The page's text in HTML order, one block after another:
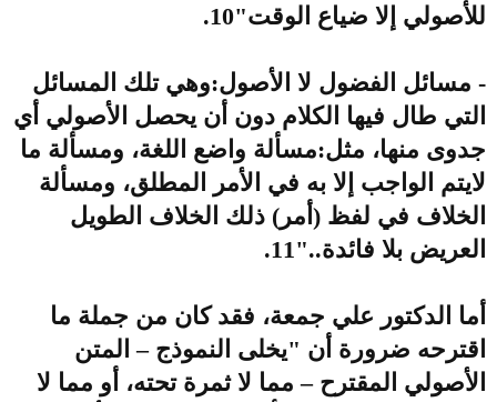
للأصولي إلا ضياع الوقت"10.
- مسائل الفضول لا الأصول:وهي تلك المسائل
التي طال فيها الكلام دون أن يحصل الأصولي أي
جدوى منها، مثل:مسألة واضع اللغة، ومسألة ما
لايتم الواجب إلا به في الأمر المطلق، ومسألة
الخلاف في لفظ (أمر) ذلك الخلاف الطويل
العريض بلا فائدة.."11.
أما الدكتور علي جمعة، فقد كان من جملة ما
اقترحه ضرورة أن "يخلى النموذج – المتن
الأصولي المقترح – مما لا ثمرة تحته، أو مما لا